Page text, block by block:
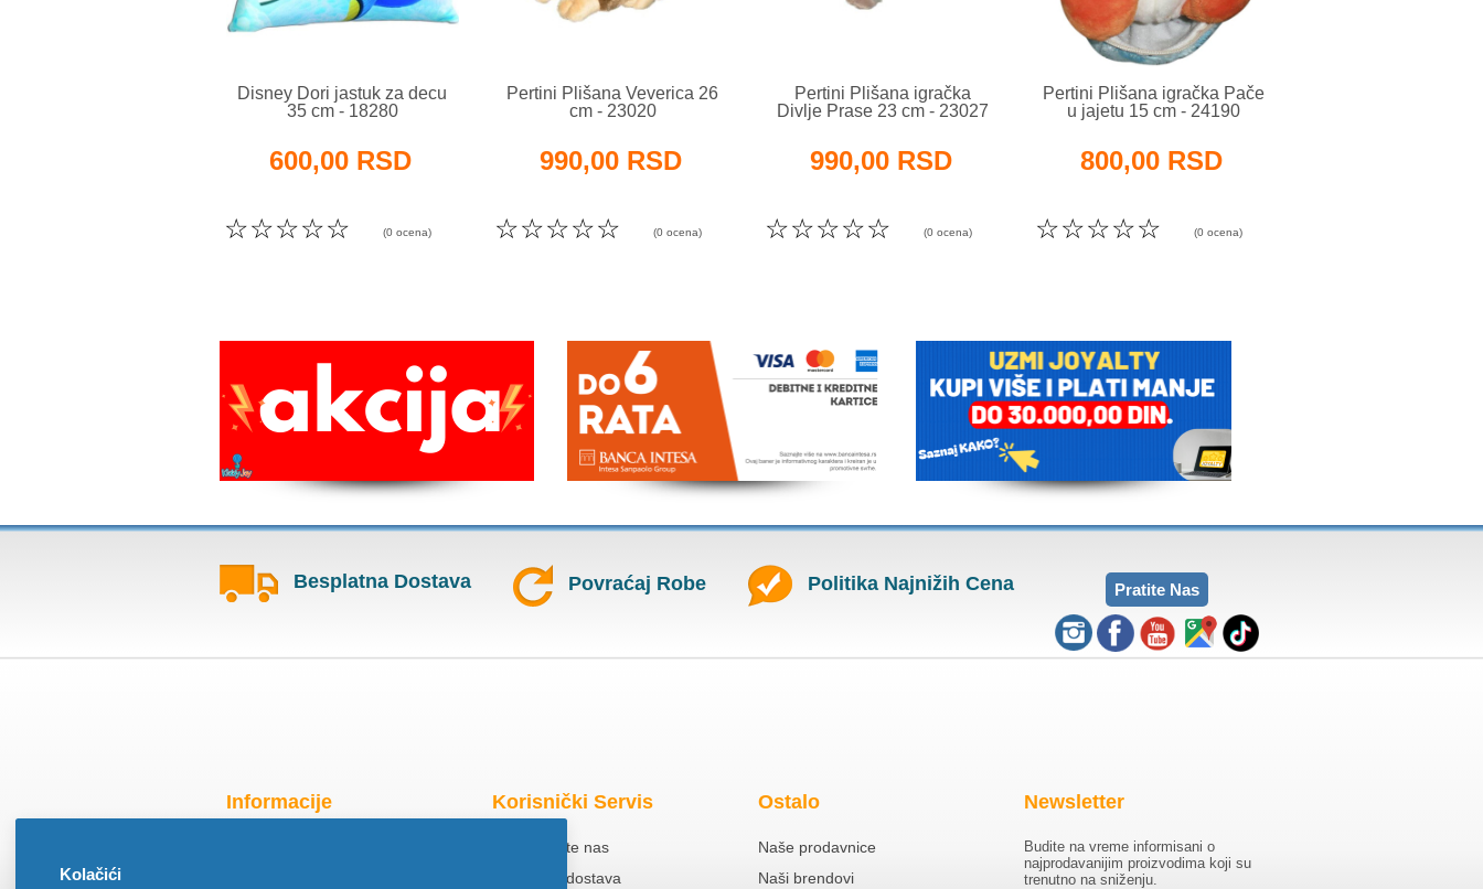
Disney Dori jastuk za decu
35 cm - 18280
600,00 RSD
☆
☆
☆
☆
☆ (0 ocena)
Pertini Plišana Veverica 26
cm - 23020
990,00 RSD
☆
☆
☆
☆
☆ (0 ocena)
Pertini Plišana igračka
Divlje Prase 23 cm - 23027
990,00 RSD
☆
☆
☆
☆
☆ (0 ocena)
Pertini Plišana igračka Pače
u jajetu 15 cm - 24190
800,00 RSD
☆
☆
☆
☆
☆ (0 ocena)
Besplatna Dostava Povraćaj Robe Politika Najnižih Cena Pratite Nas
Informacije Korisnički Servis
Kontaktirajte nas
Besplatna dostava
Ostalo
Naše prodavnice
Naši brendovi
Newsletter
Budite na vreme informisani o
najprodavanijim proizvodima koji su
trenutno na sniženju.
Kolačići